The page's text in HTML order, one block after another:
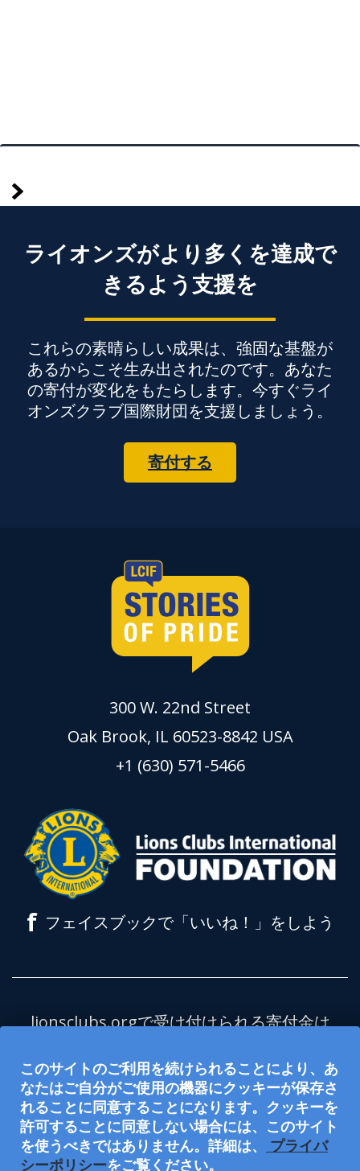
Posts
pagination
過
去
の
ライオンズがより多くを達成で
きるよう支援を
これらの素晴らしい成果は、強固な基盤が
あるからこそ生み出されたのです。あなた
の寄付が変化をもたらします。今すぐライ
オンズクラブ国際財団を支援しましょう。
寄付する
このサイトのご利用を続けられることにより、あ
なたはご自分がご使用の機器にクッキーが保存さ
れることに同意することになります。クッキーを
許可することに同意しない場合には、このサイト
を使うべきではありません。詳細は、
プライバ
シーポリシーをご覧ください。
300 W. 22nd Street
Oak Brook, IL 60523-8842 USA
+1 (630) 571-5466
f フェイスブックで「いいね！」をしよう
lionsclubs.orgで受け付けられる寄付金は
を支援します。LCIFは米国の内国歳入法
501(c)(3)項に定める非課税の慈善団体で
す。ライオンズクラブ国際協会（LCI）
は、501(c)(4) 項に定める非課税の社会福祉